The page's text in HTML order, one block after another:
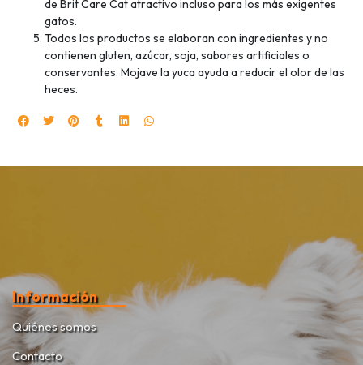
de Brit Care Cat atractivo incluso para los más exigentes
gatos.
Todos los productos se elaboran con ingredientes y no
contienen gluten, azúcar, soja, sabores artificiales o
conservantes. Mojave la yuca ayuda a reducir el olor de las
heces.
Información
Quiénes somos
Contacto